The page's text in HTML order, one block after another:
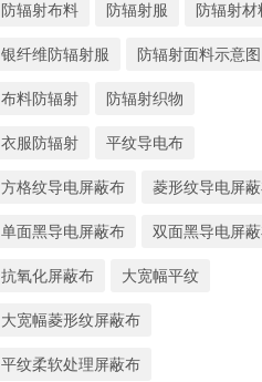
防辐射布料 防辐射服 防辐射材
银纤维防辐射服 防辐射面料示意图
布料防辐射 防辐射织物
衣服防辐射 平纹导电布
方格纹导电屏蔽布 菱形纹导电屏
单面黑导电屏蔽布 双面黑导电屏
抗氧化屏蔽布 大宽幅平纹
大宽幅菱形纹屏蔽布
平纹柔软处理屏蔽布